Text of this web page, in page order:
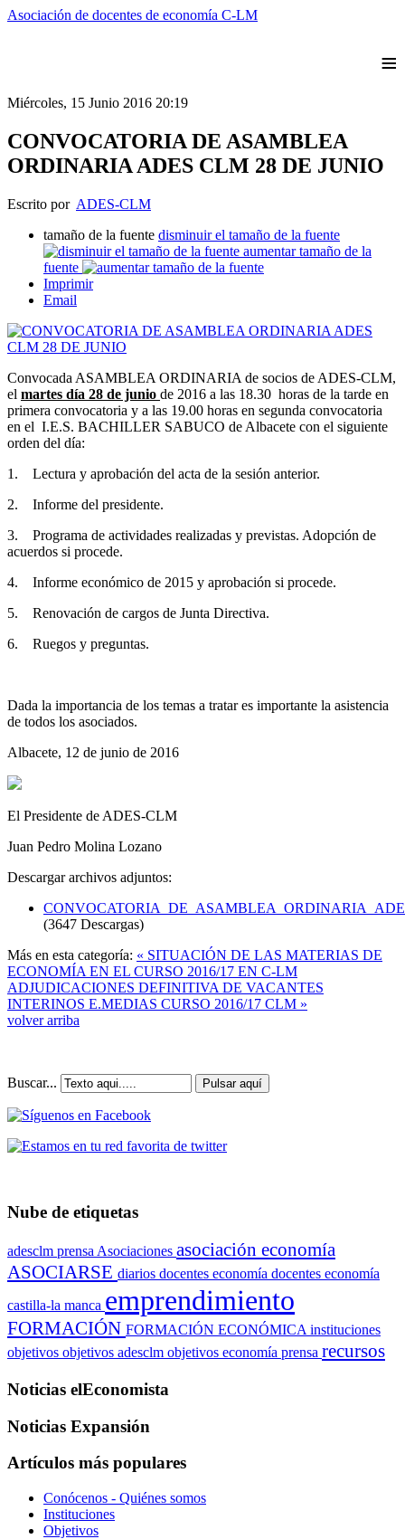
Asociación de docentes de economía C-LM
≡
Miércoles, 15 Junio 2016 20:19
CONVOCATORIA DE ASAMBLEA
ORDINARIA ADES CLM 28 DE JUNIO
Escrito por ADES-CLM
tamaño de la fuente disminuir el tamaño de la fuente
aumentar tamaño de la
fuente
Imprimir
Email
Convocada ASAMBLEA ORDINARIA de socios de ADES-CLM,
el martes día 28 de junio de 2016 a las 18.30 horas de la tarde en
primera convocatoria y a las 19.00 horas en segunda convocatoria
en el I.E.S. BACHILLER SABUCO de Albacete con el siguiente
orden del día:
1. Lectura y aprobación del acta de la sesión anterior.
2. Informe del presidente.
3. Programa de actividades realizadas y previstas. Adopción de
acuerdos si procede.
4. Informe económico de 2015 y aprobación si procede.
5. Renovación de cargos de Junta Directiva.
6. Ruegos y preguntas.
Dada la importancia de los temas a tratar es importante la asistencia
de todos los asociados.
Albacete, 12 de junio de 2016
El Presidente de ADES-CLM
Juan Pedro Molina Lozano
Descargar archivos adjuntos:
(3647 Descargas)
Más en esta categoría: « SITUACIÓN DE LAS MATERIAS DE
ECONOMÍA EN EL CURSO 2016/17 EN C-LM
ADJUDICACIONES DEFINITIVA DE VACANTES
INTERINOS E.MEDIAS CURSO 2016/17 CLM »
volver arriba
Buscar... Pulsar aquí
Nube de etiquetas
adesclm prensa Asociaciones asociación economía
ASOCIARSE diarios docentes economía docentes economía
castilla-la manca emprendimiento
FORMACIÓN FORMACIÓN ECONÓMICA instituciones
objetivos objetivos adesclm objetivos economía prensa recursos
Noticias elEconomista
Noticias Expansión
Artículos más populares
Conócenos - Quiénes somos
Instituciones
Objetivos